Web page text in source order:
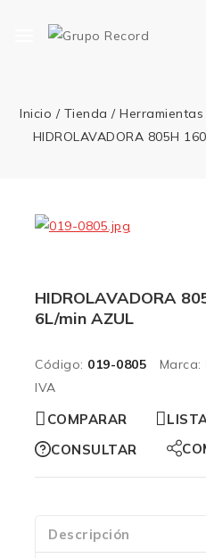
Inicio / Tienda / Herramientas
HIDROLAVADORA 805H
HIDROLAVADORA
6L/min AZUL
Código: 019-0805 Marca:
IVA
COMPARAR
CONSULTAR
Descripción